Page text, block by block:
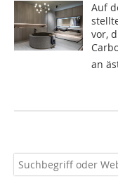
Auf
vor,
an